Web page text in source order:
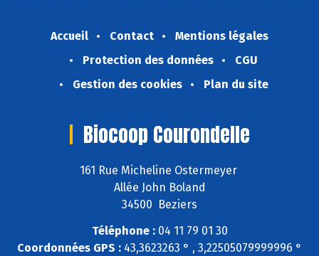
Accueil Contact
Mentions légales
Protection des données
CGU
Gestion des cookies
Plan du site
Biocoop Courondelle
161 Rue Micheline Ostermeyer
Allée John Boland
34500 Beziers
Téléphone :04 11 79 01 30
Coordonnées GPS : 43,3623263 ° , 3,22505079999996 °